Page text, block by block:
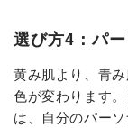
選び方4：パ
黄み肌より、青
色が変わります
は、自分のパー